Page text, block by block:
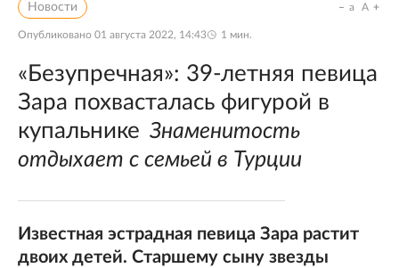
Новости
Опубликовано 01 августа 2022, 14:43 1 мин.
a A
«Безупречная»: 39-летняя певица
Зара похвасталась фигурой в
купальнике Знаменитость
отдыхает с семьей в Турции
Известная эстрадная певица Зара растит
двоих детей. Старшему сыну звезды